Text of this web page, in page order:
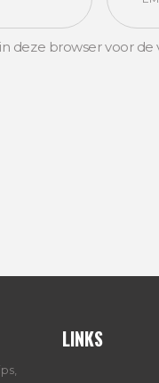
deze browser voor
LINKS